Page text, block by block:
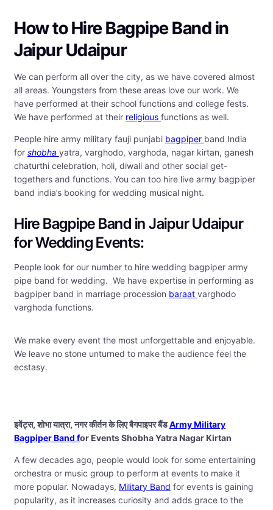
How to HireBagpipe Band in
Jaipur Udaipur
We can perform all over the city, as we have covered almost
all areas. Youngsters from these areas love our work. We
have performed at their school functions and college fests.
We have performed at their religious functions as well.
People hire army military fauji punjabi bagpiper band India
for shobha yatra, varghodo, varghoda, nagar kirtan, ganesh
chaturthi celebration, holi, diwali and other social get-
togethers and functions. You can too hire live army bagpiper
band india’s booking for wedding musical night.
Hire Bagpipe Band in Jaipur Udaipur
for Wedding Events:
People look for our number to hire wedding bagpiper army
pipe band for wedding. We have expertise in performing as
bagpiper band in marriage procession baraat varghodo
varghoda functions.
We make every event the most unforgettable and enjoyable.
We leave no stone unturned to make the audience feel the
ecstasy.
इवेंट्स, शोभा यात्रा, नगर कीर्तन के लिए बैगपाइपर बैंडArmy Military
Bagpiper Band for Events Shobha Yatra Nagar Kirtan
A few decades ago, people would look for some entertaining
orchestra or music group to perform at events to make it
more popular. Nowadays, Military Band for events is gaining
popularity, as it increases curiosity and adds grace to the